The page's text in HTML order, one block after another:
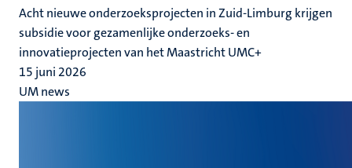
Acht nieuwe onderzoeksprojecten in Zuid-Limburg krijgen
subsidie voor gezamenlijke onderzoeks- en
innovatieprojecten van het Maastricht UMC+
15 juni 2026
UM news